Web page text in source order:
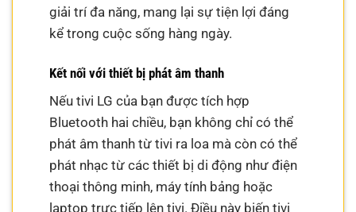
giải trí đa năng, mang lại sự tiện lợi đáng
kể trong cuộc sống hàng ngày.
Kết nối với thiết bị phát âm thanh
Nếu tivi LG của bạn được tích hợp
Bluetooth hai chiều, bạn không chỉ có thể
phát âm thanh từ tivi ra loa mà còn có thể
phát nhạc từ các thiết bị di động như điện
thoại thông minh, máy tính bảng hoặc
laptop trực tiếp lên tivi. Điều này biến tivi